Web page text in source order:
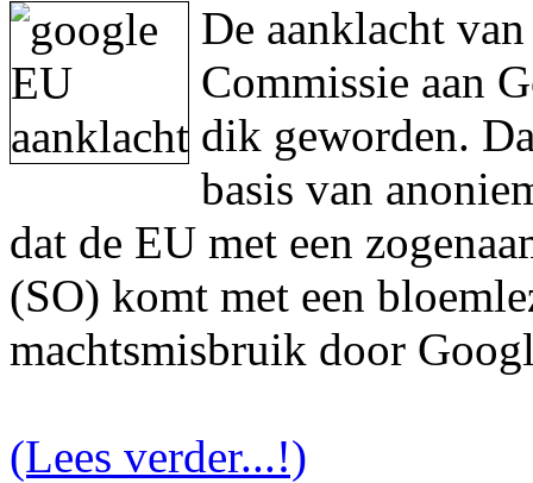
De aanklacht
Commissie aan
dik geworden.
basis van
dat de EU met een
(SO) komt met een
machtsmisbruik door
(Lees verder...!)